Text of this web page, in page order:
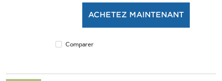
ACHETEZ MAINTENANT
Comparer